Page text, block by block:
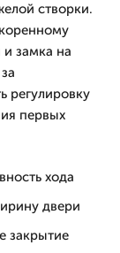
створки.
замка на
регулировку
первых
хода
двери
закрытие